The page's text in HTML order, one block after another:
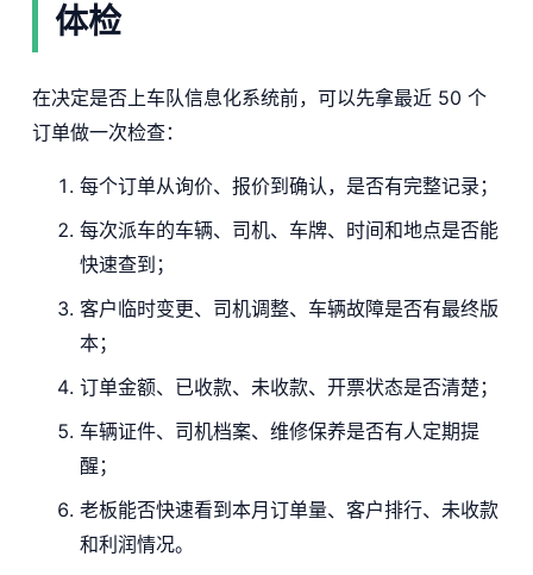
体检
在决定是否上车队信息化系统前，可以先拿最近 50 个
订单做一次检查：
每个订单从询价、报价到确认，是否有完整记录；
每次派车的车辆、司机、车牌、时间和地点是否能
快速查到；
客户临时变更、司机调整、车辆故障是否有最终版
本；
订单金额、已收款、未收款、开票状态是否清楚；
车辆证件、司机档案、维修保养是否有人定期提
醒；
老板能否快速看到本月订单量、客户排行、未收款
和利润情况。